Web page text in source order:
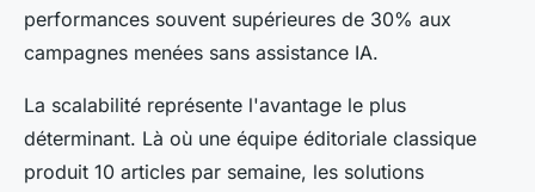
performances souvent supérieures de 30% aux
campagnes menées sans assistance IA.
La scalabilité représente l'avantage le plus
déterminant. Là où une équipe éditoriale classique
produit 10 articles par semaine, les solutions